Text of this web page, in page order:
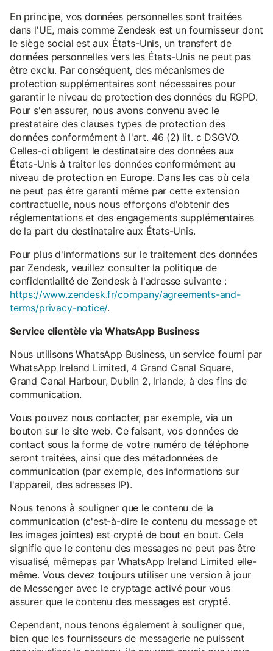
En principe, vos données personnelles sont traitées
dans l'UE, mais comme Zendesk est un fournisseur dont
le siège social est aux États-Unis, un transfert de
données personnelles vers les États-Unis ne peut pas
être exclu. Par conséquent, des mécanismes de
protection supplémentaires sont nécessaires pour
garantir le niveau de protection des données du RGPD.
Pour s'en assurer, nous avons convenu avec le
prestataire des clauses types de protection des
données conformément à l'art. 46 (2) lit. c DSGVO.
Celles-ci obligent le destinataire des données aux
États-Unis à traiter les données conformément au
niveau de protection en Europe. Dans les cas où cela
ne peut pas être garanti même par cette extension
contractuelle, nous nous efforçons d'obtenir des
réglementations et des engagements supplémentaires
de la part du destinataire aux États-Unis.
Pour plus d'informations sur le traitement des données
par Zendesk, veuillez consulter la politique de
confidentialité de Zendesk à l'adresse suivante :
https://www.zendesk.fr/company/agreements-and-
terms/privacy-notice/.
Service clientèle via WhatsApp Business
Nous utilisons WhatsApp Business, un service fourni par
WhatsApp Ireland Limited, 4 Grand Canal Square,
Grand Canal Harbour, Dublin 2, Irlande, à des fins de
communication.
Vous pouvez nous contacter, par exemple, via un
bouton sur le site web. Ce faisant, vos données de
contact sous la forme de votre numéro de téléphone
seront traitées, ainsi que des métadonnées de
communication (par exemple, des informations sur
l'appareil, des adresses IP).
Nous tenons à souligner que le contenu de la
communication (c'est-à-dire le contenu du message et
les images jointes) est crypté de bout en bout. Cela
signifie que le contenu des messages ne peut pas être
visualisé, mêmepas par WhatsApp Ireland Limited elle-
même. Vous devez toujours utiliser une version à jour
de Messenger avec le cryptage activé pour vous
assurer que le contenu des messages est crypté.
Cependant, nous tenons également à souligner que,
bien que les fournisseurs de messagerie ne puissent